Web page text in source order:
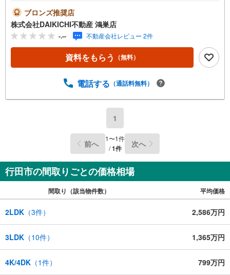
すので、安心、安全のお取引ができる事をお約束いたしま
す。住宅ローンや火災保険、ライフライン（電気、ガス、
水道等）や税金の控除手続きまで、不動産購入に関わる全
ての手続きを私共がサポートいたします。お客様のご不明
点は丁寧にご説明いたしますのでご安心ください。その他
物件以外にかかる諸経費について、「どこに、なんで、い
わせください。
ブロンズ推奨店
株式会社DAIKICHI不動産 鴻巣店
-.-- 不動産会社レビュー 2件
資料をもらう （無料）
電話する （通話料無料）
1
前へ 1〜1件
/1件 次へ
行田市の間取りごとの価格相場
間取り（該当物件数） 平均価格
2LDK （3件） 2,586万円
3LDK （10件） 1,365万円
4K/4DK （1件） 799万円